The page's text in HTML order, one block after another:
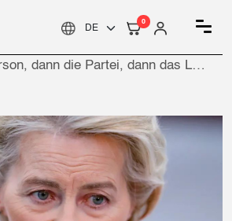
0
Erst die Person, dann die Partei, dann das Land